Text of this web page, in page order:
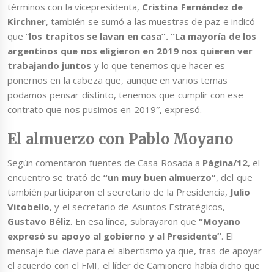
términos con la vicepresidenta, Cristina Fernández de
Kirchner, también se sumó a las muestras de paz e indicó
que “los trapitos se lavan en casa”. “La mayoría de los
argentinos que nos eligieron en 2019 nos quieren ver
trabajando juntos y lo que tenemos que hacer es
ponernos en la cabeza que, aunque en varios temas
podamos pensar distinto, tenemos que cumplir con ese
contrato que nos pusimos en 2019″, expresó.
El almuerzo con Pablo Moyano
Según comentaron fuentes de Casa Rosada a Página/12, el
encuentro se trató de“un muy buen almuerzo”, del que
también participaron el secretario de la Presidencia, Julio
Vitobello, y el secretario de Asuntos Estratégicos,
Gustavo Béliz. En esa línea, subrayaron que“Moyano
expresó su apoyo al gobierno y al Presidente”. El
mensaje fue clave para el albertismo ya que, tras de apoyar
el acuerdo con el FMI, el líder de Camionero había dicho que